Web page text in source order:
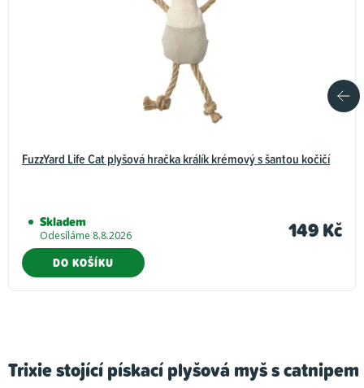
FuzzYard Life Cat plyšová hračka králík krémový s šantou kočičí
Skladem
Odesíláme 8.8.2026 149 Kč
DO KOŠÍKU
Trixie stojící pískací plyšová myš s catnipem